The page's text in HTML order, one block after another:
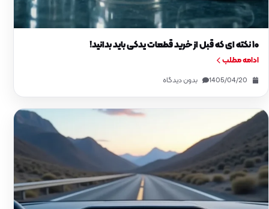
۱۰ نکته‌ ای که قبل از خرید قطعات یدکی باید بدانید!
ادامه مطلب
1405/04/20 بدون دیدگاه